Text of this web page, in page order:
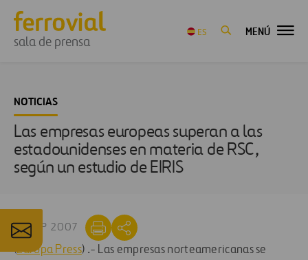
sala de prensa
ES MENÚ
NOTICIAS
Las empresas europeas superan a las
estadounidenses en materia de RSC,
según un estudio de EIRIS
14 SEP 2007
(Europa Press) .- Las empresas norteamericanas se